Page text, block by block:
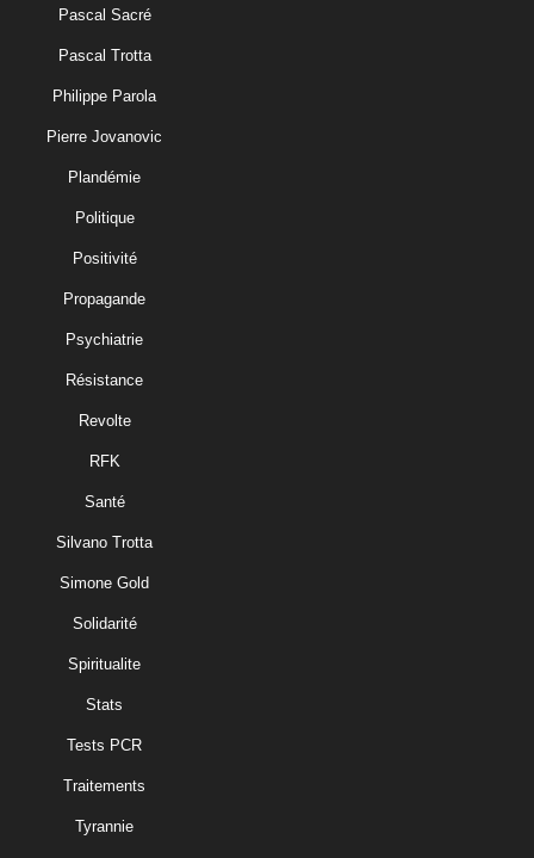
Pascal Sacré
Pascal Trotta
Philippe Parola
Pierre Jovanovic
Plandémie
Politique
Positivité
Propagande
Psychiatrie
Résistance
Revolte
RFK
Santé
Silvano Trotta
Simone Gold
Solidarité
Spiritualite
Stats
Tests PCR
Traitements
Tyrannie